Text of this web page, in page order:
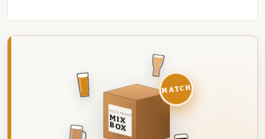
DEZE MAAND
MIX
BOX
8 BIEREN
MATCH